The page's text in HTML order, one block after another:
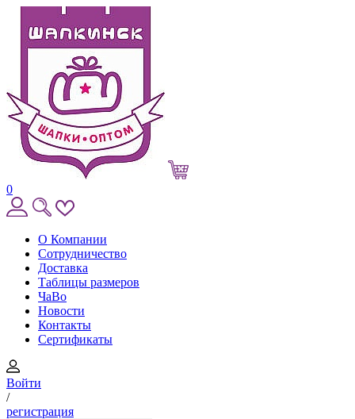
0
О Компании
Сотрудничество
Доставка
Таблицы размеров
ЧаВо
Новости
Контакты
Сертификаты
Войти
/
регистрация